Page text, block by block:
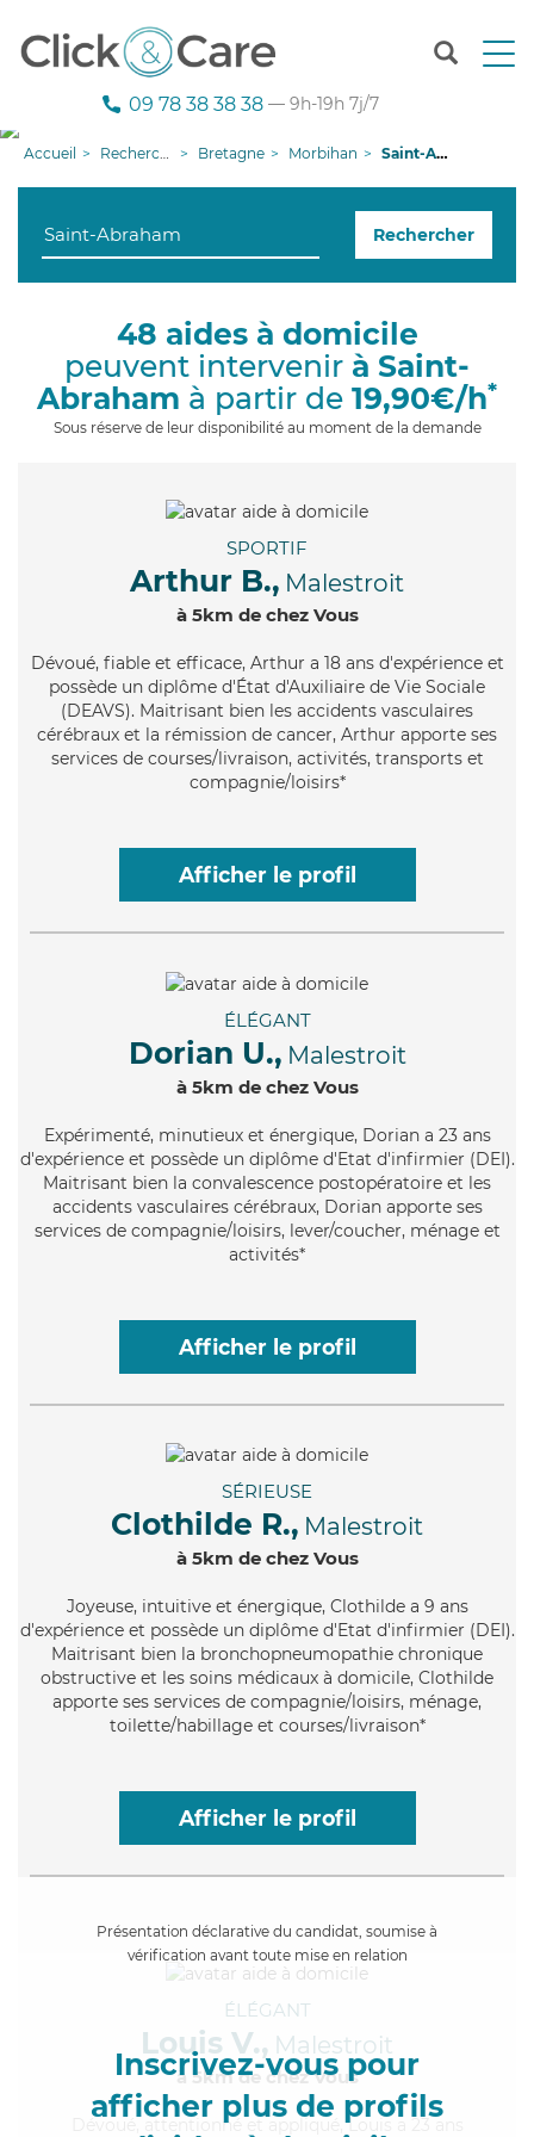
T
n
g
09 78 38 38 38 — 9h-19h 7j/7
Accueil Recherche aide à domicile Bretagne Morbihan Saint-Abraham
Rechercher
48 aides à domicile
peuvent intervenir à Saint-
Abraham à partir de 19,90€/h*
Sous réserve de leur disponibilité au moment de la demande
SPORTIF
Arthur B., Malestroit
à 5km de chez Vous
Dévoué, fiable et efficace, Arthur a 18 ans d'expérience et
possède un diplôme d'État d'Auxiliaire de Vie Sociale
(DEAVS). Maitrisant bien les accidents vasculaires
cérébraux et la rémission de cancer, Arthur apporte ses
services de courses/livraison, activités, transports et
compagnie/loisirs*
Afficher le profil
ÉLÉGANT
Dorian U., Malestroit
à 5km de chez Vous
Expérimenté, minutieux et énergique, Dorian a 23 ans
d'expérience et possède un diplôme d'Etat d'infirmier (DEI).
Maitrisant bien la convalescence postopératoire et les
accidents vasculaires cérébraux, Dorian apporte ses
services de compagnie/loisirs, lever/coucher, ménage et
activités*
Afficher le profil
SÉRIEUSE
Clothilde R., Malestroit
à 5km de chez Vous
Joyeuse, intuitive et énergique, Clothilde a 9 ans
d'expérience et possède un diplôme d'Etat d'infirmier (DEI).
Maitrisant bien la bronchopneumopathie chronique
obstructive et les soins médicaux à domicile, Clothilde
apporte ses services de compagnie/loisirs, ménage,
toilette/habillage et courses/livraison*
Afficher le profil
Présentation déclarative du candidat, soumise à
vérification avant toute mise en relation
Inscrivez-vous pour
afficher plus de profils
ÉLÉGANT
Louis V., Malestroit
à 5km de chez Vous
, attentionné et appliqué, Louis a 23 ans